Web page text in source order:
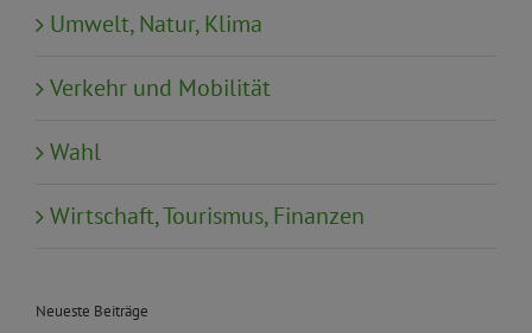
Umwelt, Natur, Klima
Verkehr und Mobilität
Wahl
Wirtschaft, Tourismus, Finanzen
Neueste Beiträge